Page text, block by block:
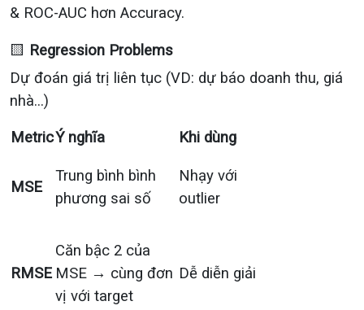
& ROC-AUC hơn Accuracy.
🟨 Regression Problems
Dự đoán giá trị liên tục (VD: dự báo doanh thu, giá
nhà...)
MetricÝ nghĩa Khi dùng
MSE
Trung bình bình
phương sai số
Nhạy với
outlier
RMSE
Căn bậc 2 của
MSE → cùng đơn
vị với target
Dễ diễn giải